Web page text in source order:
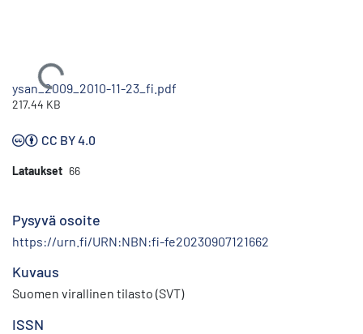
Ladataan...
ysan_2009_2010-11-23_fi.pdf
217.44 KB
CC BY 4.0
Lataukset 66
Pysyvä osoite
https://urn.fi/URN:NBN:fi-fe20230907121662
Kuvaus
Suomen virallinen tilasto (SVT)
ISSN